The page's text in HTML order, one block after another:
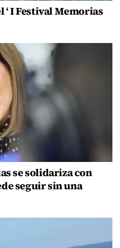
I Festival Memorias
se solidariza con
seguir sin una